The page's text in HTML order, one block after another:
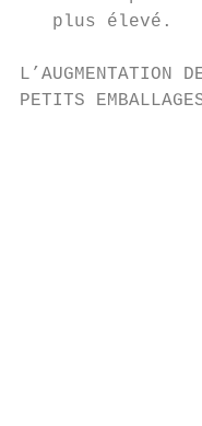
   plus élevé.
L’AUGMENTATION
PETITS